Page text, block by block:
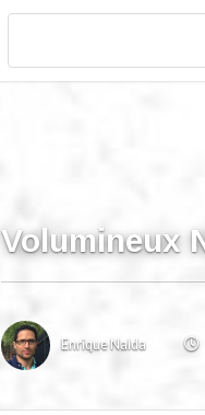
Volumineux
Enrique Nalda